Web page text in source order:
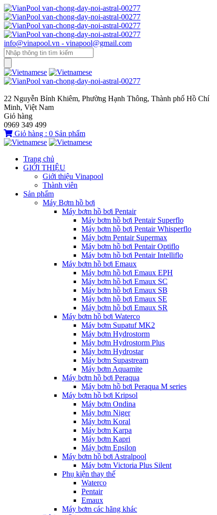
info@vinapool.vn - vinapool@gmail.com
22 Nguyễn Bỉnh Khiêm, Phường Hạnh Thông, Thành phố Hồ Chí
Minh, Việt Nam
Giỏ hàng
0969 349 499
Giỏ hàng : 0 Sản phẩm
Trang chủ
GIỚI THIỆU
Giới thiệu Vinapool
Thành viên
Sản phẩm
Máy Bơm hồ bơi
Máy bơm hồ bơi Pentair
Máy bơm hồ bơi Pentair Superflo
Máy bơm hồ bơi Pentair Whisperflo
Máy bơm Pentair Supermax
Máy bơm hồ bơi Pentair Optiflo
Máy bơm hồ bơi Pentair Intelliflo
Máy bơm hồ bơi Emaux
Máy bơm hồ bơi Emaux EPH
Máy bơm hồ bơi Emaux SC
Máy bơm hồ bơi Emaux SB
Máy bơm hồ bơi Emaux SE
Máy bơm hồ bơi Emaux SR
Máy bơm hồ bơi Waterco
Máy bơm Supatuf MK2
Máy bơm Hydrostorm
Máy bơm Hydrostorm Plus
Máy bơm Hydrostar
Máy bơm Supastream
Máy bơm Aquamite
Máy bơm hồ bơi Peraqua
Máy bơm hồ bơi Peraqua M series
Máy bơm hồ bơi Kripsol
Máy bơm Ondina
Máy bơm Niger
Máy bơm Koral
Máy bơm Karpa
Máy bơm Kapri
Máy bơm Epsilon
Máy bơm hồ bơi Astralpool
Máy bơm Victoria Plus Silent
Phụ kiện thay thế
Waterco
Pentair
Emaux
Máy bơm các hãng khác